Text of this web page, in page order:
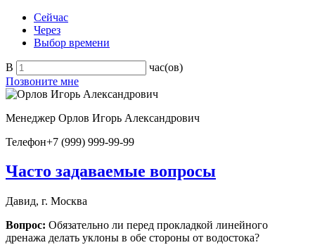
Сейчас
Через
Выбор времени
В
час(ов)
Позвоните мне
Менеджер Орлов Игорь Александрович
Телефон+7 (999) 999-99-99
Часто задаваемые вопросы
Давид, г. Москва
Вопрос: Обязательно ли перед прокладкой линейного
дренажа делать уклоны в обе стороны от водостока?